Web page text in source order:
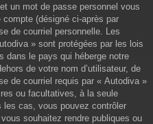
un mot de passe personnel vous
(désigné ci-après par
de courriel personnelle. Les
» sont protégées par les lois
dans le pays qui héberge notre
de votre nom d’utilisateur, de
de courriel requis par « Autodiva »
ou facultatives, à la seule
cas, vous pouvez contrôler
souhaitez rendre publiques ou